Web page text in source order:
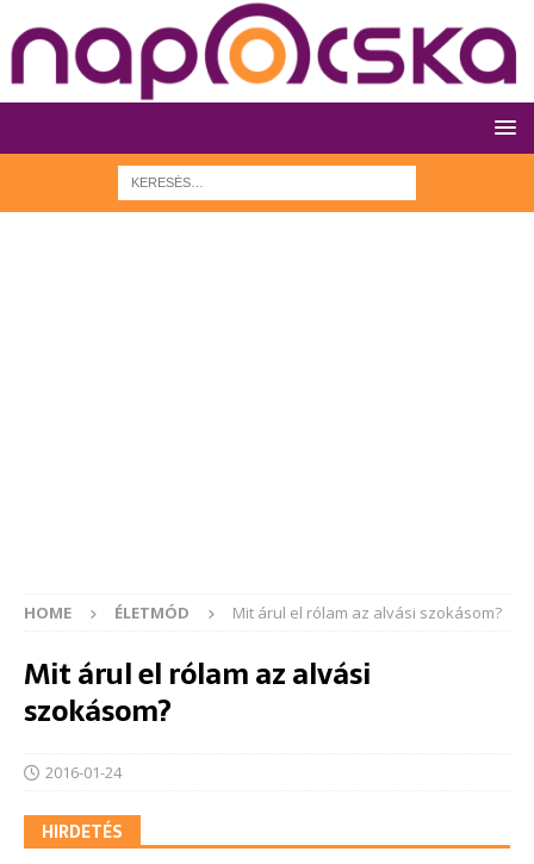
HOME ÉLETMÓD Mit árul el rólam az alvási szokásom?
Mit árul el rólam az alvási
szokásom?
2016-01-24
HIRDETÉS